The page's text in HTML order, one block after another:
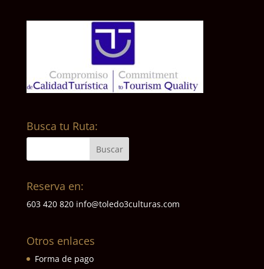
Busca tu Ruta:
Reserva en:
603 420 820 info@toledo3culturas.com
Otros enlaces
Forma de pago